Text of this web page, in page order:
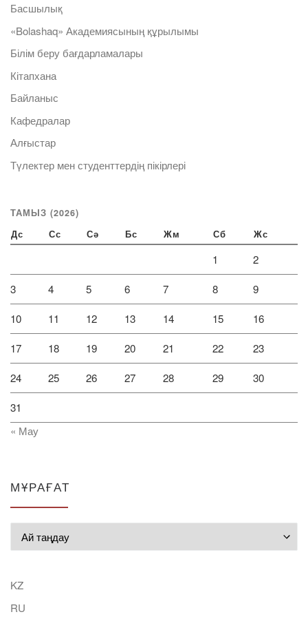
Басшылық
«Bolashaq» Академиясының құрылымы
Білім беру бағдарламалары
Кітапхана
Байланыс
Кафедралар
Алғыстар
Түлектер мен студенттердің пікірлері
ТАМЫЗ (2026)
Дс Сс Сә Бс Жм Сб Жс
1 2
3 4 5 6 7 8 9
10 11 12 13 14 15 16
17 18 19 20 21 22 23
24 25 26 27 28 29 30
31
« Мау
МҰРАҒАТ
KZ
RU